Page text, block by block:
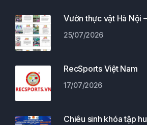
Vườn thực vật Hà Nội
25/07/2026
RecSports Việt Nam
17/07/2026
Chiêu sinh khóa tập